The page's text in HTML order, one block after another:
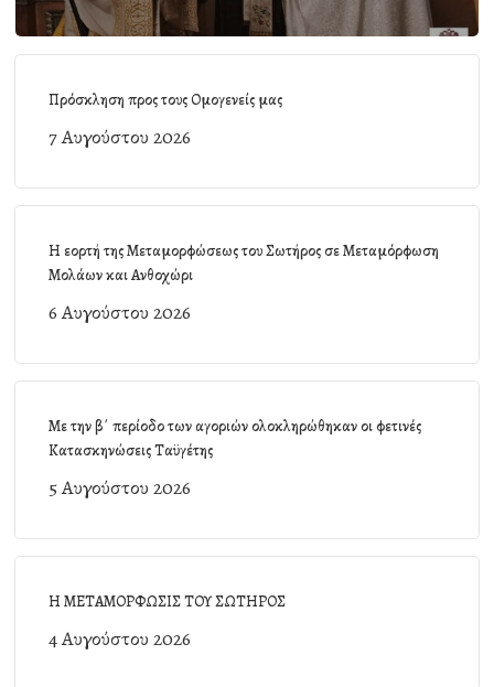
Πρόσκληση προς τους Ομογενείς μας
7 Αυγούστου 2026
Η εορτή της Μεταμορφώσεως του Σωτήρος σε Μεταμόρφωση
Μολάων και Ανθοχώρι
6 Αυγούστου 2026
Με την β΄ περίοδο των αγοριών ολοκληρώθηκαν οι φετινές
Κατασκηνώσεις Ταϋγέτης
5 Αυγούστου 2026
Η ΜΕΤΑΜΟΡΦΩΣΙΣ ΤΟΥ ΣΩΤΗΡΟΣ
4 Αυγούστου 2026